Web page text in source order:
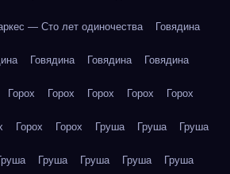
— Сто лет одиночества Говядина
Говядина Говядина Говядина
Горох Горох Горох Горох Горох
Горох Горох Груша Груша Груша
Груша Груша Груша Груша